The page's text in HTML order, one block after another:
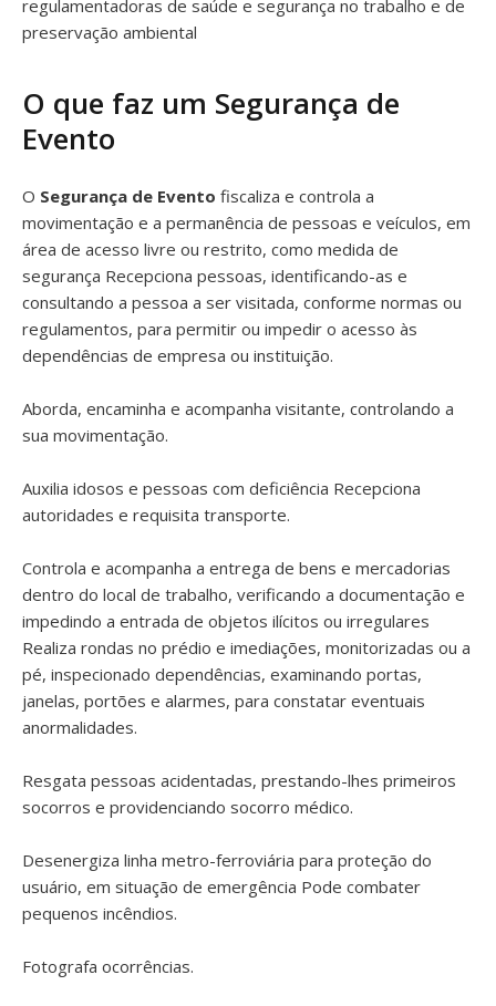
regulamentadoras de saúde e segurança no trabalho e de
preservação ambiental
O que faz um Segurança de
Evento
O Segurança de Evento fiscaliza e controla a
movimentação e a permanência de pessoas e veículos, em
área de acesso livre ou restrito, como medida de
segurança Recepciona pessoas, identificando-as e
consultando a pessoa a ser visitada, conforme normas ou
regulamentos, para permitir ou impedir o acesso às
dependências de empresa ou instituição.
Aborda, encaminha e acompanha visitante, controlando a
sua movimentação.
Auxilia idosos e pessoas com deficiência Recepciona
autoridades e requisita transporte.
Controla e acompanha a entrega de bens e mercadorias
dentro do local de trabalho, verificando a documentação e
impedindo a entrada de objetos ilícitos ou irregulares
Realiza rondas no prédio e imediações, monitorizadas ou a
pé, inspecionado dependências, examinando portas,
janelas, portões e alarmes, para constatar eventuais
anormalidades.
Resgata pessoas acidentadas, prestando-lhes primeiros
socorros e providenciando socorro médico.
Desenergiza linha metro-ferroviária para proteção do
usuário, em situação de emergência Pode combater
pequenos incêndios.
Fotografa ocorrências.